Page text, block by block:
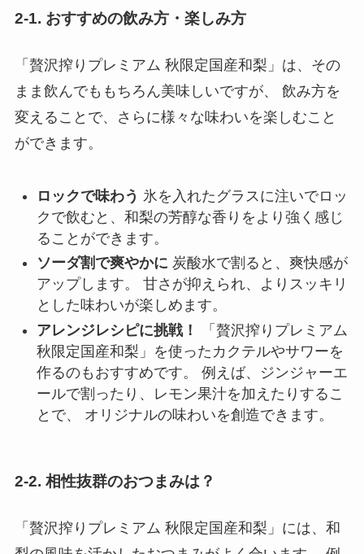
2-1. おすすめの飲み方・楽しみ方
「贅沢搾りプレミアム 秋限定国産和梨」は、その
まま飲んでももちろん美味しいですが、 飲み方を
変えることで、さらに様々な味わいを楽しむこと
ができます。
ロックで味わう 氷を入れたグラスに注いでロッ
クで飲むと、和梨の芳醇な香りをより強く感じ
ることができます。
ソーダ割で爽やかに 炭酸水で割ると、爽快感が
アップします。 甘さが抑えられ、よりスッキリ
とした味わいが楽しめます。
アレンジレシピに挑戦！
「贅沢搾りプレミアム
秋限定国産和梨」を使ったカクテルやサワーを
作るのもおすすめです。 例えば、ジンジャーエ
ールで割ったり、レモン果汁を加えたりするこ
とで、 オリジナルの味わいを創造できます。
2-2. 相性抜群のおつまみは？
「贅沢搾りプレミアム 秋限定国産和梨」には、和